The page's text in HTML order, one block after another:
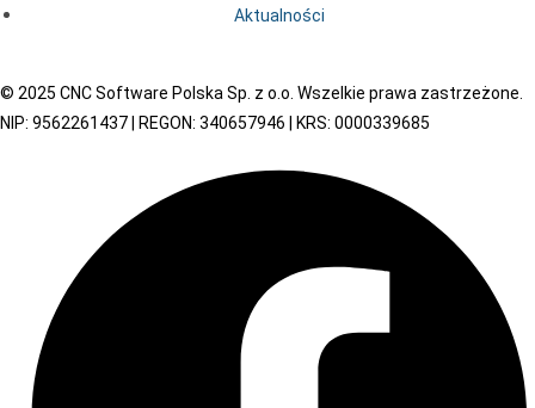
Aktualności
© 2025 CNC Software Polska Sp. z o.o. Wszelkie prawa zastrzeżone.
NIP: 9562261437 | REGON: 340657946 | KRS: 0000339685